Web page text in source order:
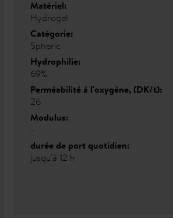
Matériel:
Hydrogel
Catégorie:
Spheric
Hydrophilie:
69%
Perméabilité à l'oxygène, (DK/t):
26
Modulus:
-
durée de port quotidien:
jusqu'à 12 h